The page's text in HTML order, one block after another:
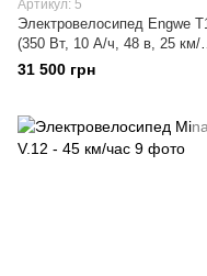
Артикул: 5
Электровелосипед Engwe
(350 Вт, 10 А/ч, 48 в, 25 км/
час), колеса 14", серый
31 500 грн